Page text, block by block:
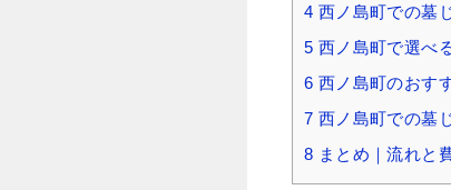
4 西ノ島町での墓
5 西ノ島町で選べ
6 西ノ島町のおす
7 西ノ島町での墓
8 まとめ｜流れと